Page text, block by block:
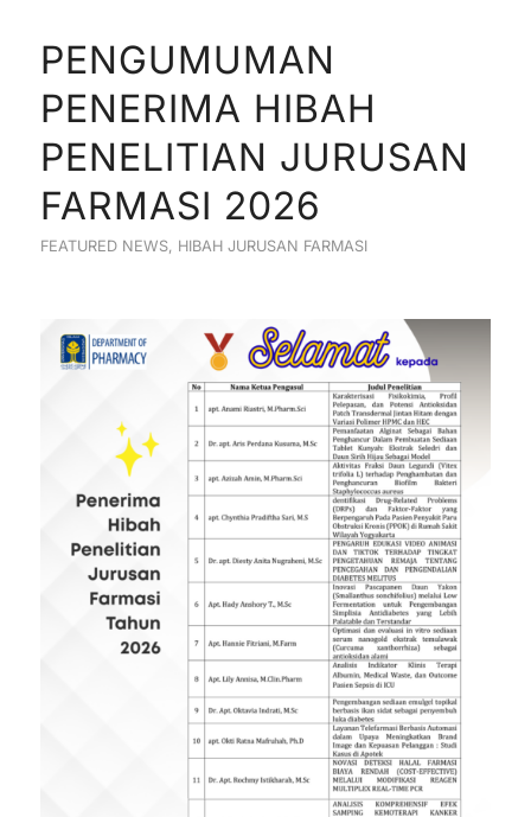
PENGUMUMAN
PENERIMA HIBAH
PENELITIAN JURUSAN
FARMASI 2026
FEATURED NEWS, HIBAH JURUSAN FARMASI